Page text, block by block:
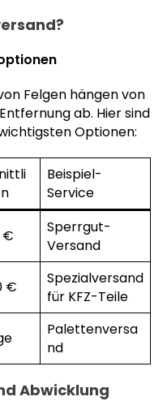
Felgen hängen von
ab. Hier sind
Optionen:
Beispiel-
Service
€
Sperrgut-
Versand
€
Spezialversand
für KFZ-Teile
Palettenversa
nd
Abwicklung